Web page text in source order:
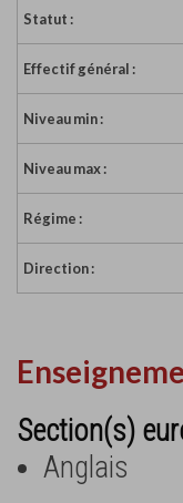
Statut :
Effectif général :
Niveau min :
Niveau max :
Régime :
Direction :
Section(s)
Anglais